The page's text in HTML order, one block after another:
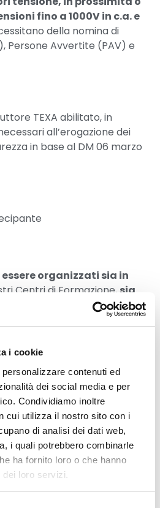
i cookie
contenuti ed
dei social media e per
Condividiamo inoltre
cui utilizza il nostro sito con i
di analisi dei dati web,
i quali potrebbero combinarle
ha fornito loro o che hanno
loro servizi.
fino a 1000V in c.a. e
della nomina di
Persone Avvertite (PAV) e
TEXA abilitato, in
all’erogazione dei
in base al DM 06 marzo
organizzati sia in
Centri di Formazione,sia
entrambi i casi potrai fare
e imparare attivamente. Il
per le tue esigenze.
online, per tutta la durata del
webcam e microfono
verificare l’identità dei
l’effettiva presenza.